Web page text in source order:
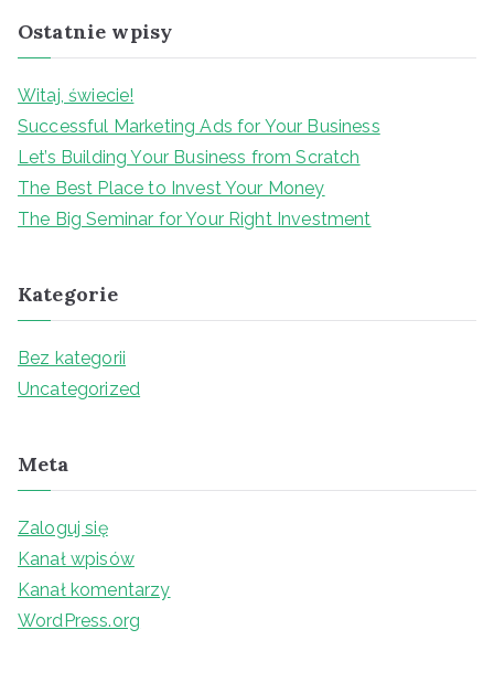
Ostatnie wpisy
Witaj, świecie!
Successful Marketing Ads for Your Business
Let’s Building Your Business from Scratch
The Best Place to Invest Your Money
The Big Seminar for Your Right Investment
Kategorie
Bez kategorii
Uncategorized
Meta
Zaloguj się
Kanał wpisów
Kanał komentarzy
WordPress.org